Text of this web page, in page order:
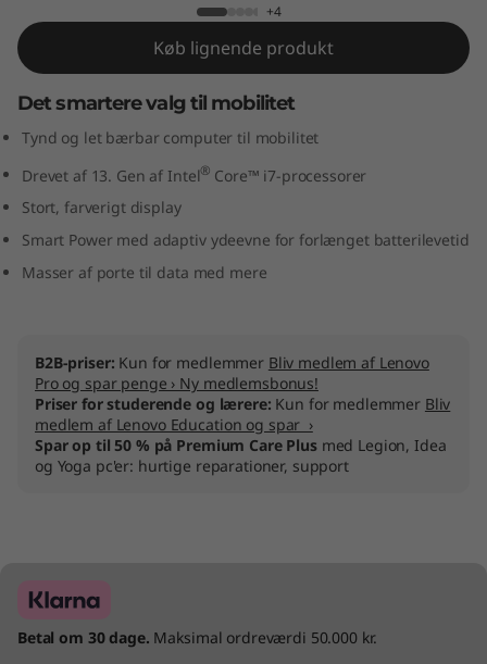
1
6
"
I
n
+4
Køb lignende produkt
Det smartere valg til mobilitet
Tynd og let bærbar computer til mobilitet
Drevet af 13. Gen af Intel® Core™ i7-processorer
Stort, farverigt display
Smart Power med adaptiv ydeevne for forlænget batterilevetid
Masser af porte til data med mere
B2B-priser: Kun for medlemmer Bliv medlem af Lenovo
Pro og spar penge › Ny medlemsbonus!
Priser for studerende og lærere: Kun for medlemmer Bliv
medlem af Lenovo Education og spar ›
Spar op til 50 % på Premium Care Plusmed Legion, Idea
og Yoga pc'er: hurtige reparationer, support
Betal om 30 dage. Maksimal ordreværdi 50.000 kr.